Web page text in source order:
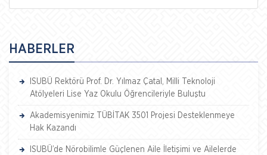
HABERLER
ISUBÜ Rektörü Prof. Dr. Yılmaz Çatal, Milli Teknoloji
Atölyeleri Lise Yaz Okulu Öğrencileriyle Buluştu
Akademisyenimiz TÜBİTAK 3501 Projesi Desteklenmeye
Hak Kazandı
ISUBÜ’de Nörobilimle Güçlenen Aile İletişimi ve Ailelerde